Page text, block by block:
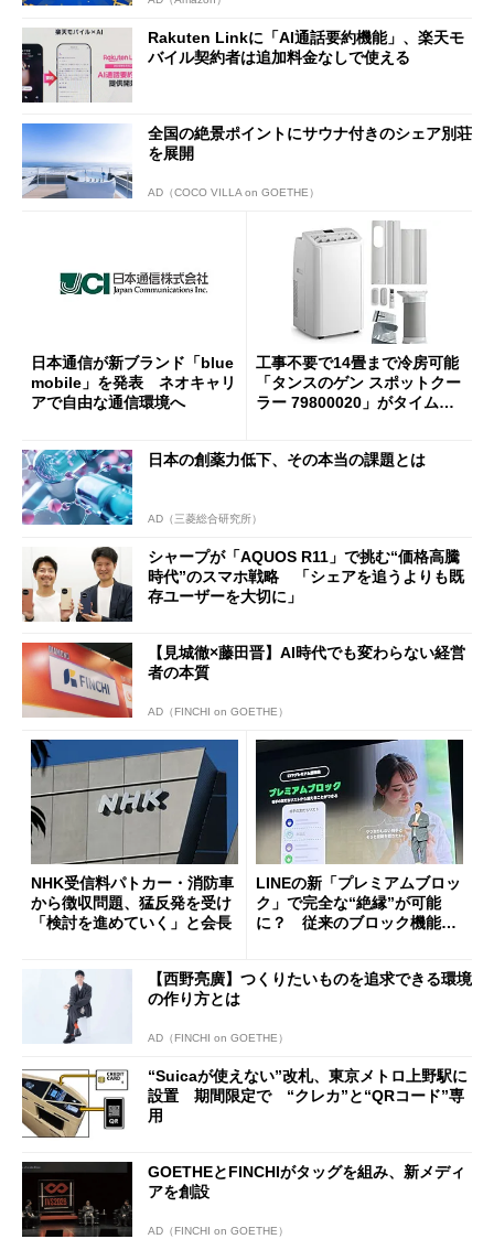
Rakuten Linkに「AI通話要約機能」、楽天モ
バイル契約者は追加料金なしで使える
全国の絶景ポイントにサウナ付きのシェア別荘
を展開
AD（COCO VILLA on GOETHE）
日本通信が新ブランド「blue
mobile」を発表 ネオキャリ
アで自由な通信環境へ
工事不要で14畳まで冷房可能
「タンスのゲン スポットクー
ラー 79800020」がタイムセ
日本の創薬力低下、その本当の課題とは
AD（三菱総合研究所）
シャープが「AQUOS R11」で挑む“価格高騰
時代”のスマホ戦略 「シェアを追うよりも既
存ユーザーを大切に」
【見城徹×藤田晋】AI時代でも変わらない経営
者の本質
AD（FINCHI on GOETHE）
NHK受信料パトカー・消防車
から徴収問題、猛反発を受け
「検討を進めていく」と会長
LINEの新「プレミアムブロッ
ク」で完全な“絶縁”が可能
に？ 従来のブロック機能と
【西野亮廣】つくりたいものを追求できる環境
の作り方とは
AD（FINCHI on GOETHE）
“Suicaが使えない”改札、東京メトロ上野駅に
設置 期間限定で “クレカ”と“QRコード”専
用
GOETHEとFINCHIがタッグを組み、新メディ
アを創設
AD（FINCHI on GOETHE）